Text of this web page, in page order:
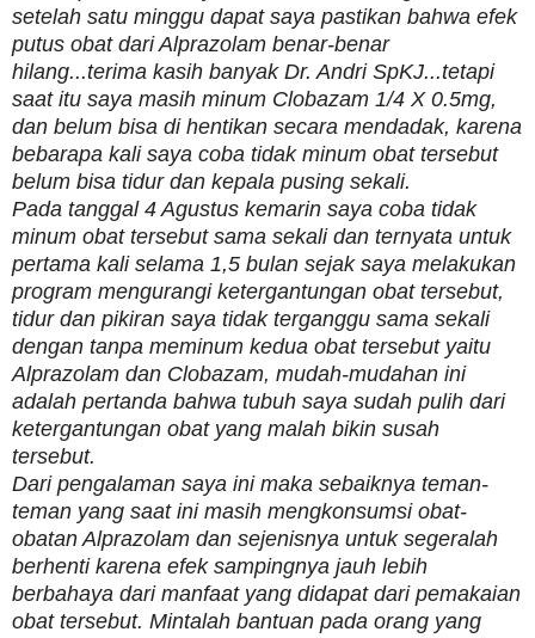
setelah satu minggu dapat saya pastikan bahwa efek
putus obat dari Alprazolam benar-benar
hilang...terima kasih banyak Dr. Andri SpKJ...tetapi
saat itu saya masih minum Clobazam 1/4 X 0.5mg,
dan belum bisa di hentikan secara mendadak, karena
bebarapa kali saya coba tidak minum obat tersebut
belum bisa tidur dan kepala pusing sekali.
Pada tanggal 4 Agustus kemarin saya coba tidak
minum obat tersebut sama sekali dan ternyata untuk
pertama kali selama 1,5 bulan sejak saya melakukan
program mengurangi ketergantungan obat tersebut,
tidur dan pikiran saya tidak terganggu sama sekali
dengan tanpa meminum kedua obat tersebut yaitu
Alprazolam dan Clobazam, mudah-mudahan ini
adalah pertanda bahwa tubuh saya sudah pulih dari
ketergantungan obat yang malah bikin susah
tersebut.
Dari pengalaman saya ini maka sebaiknya teman-
teman yang saat ini masih mengkonsumsi obat-
obatan Alprazolam dan sejenisnya untuk segeralah
berhenti karena efek sampingnya jauh lebih
berbahaya dari manfaat yang didapat dari pemakaian
obat tersebut. Mintalah bantuan pada orang yang